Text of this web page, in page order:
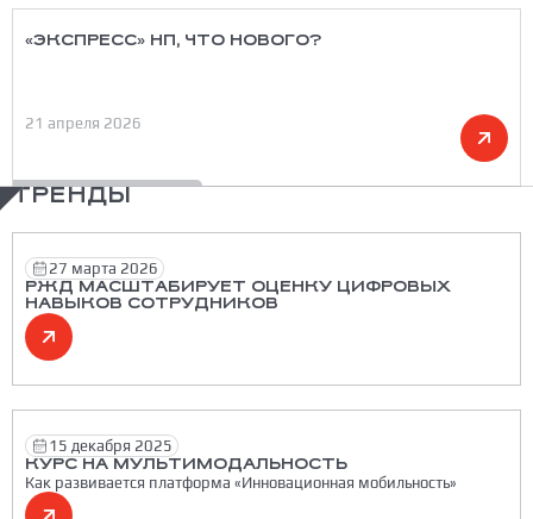
«ЭКСПРЕСС» НП, ЧТО НОВОГО?
21 апреля 2026
ТРЕНДЫ
27 марта 2026
РЖД МАСШТАБИРУЕТ ОЦЕНКУ ЦИФРОВЫХ
НАВЫКОВ СОТРУДНИКОВ
15 декабря 2025
КУРС НА МУЛЬТИМОДАЛЬНОСТЬ
Как развивается платформа «Инновационная мобильность»